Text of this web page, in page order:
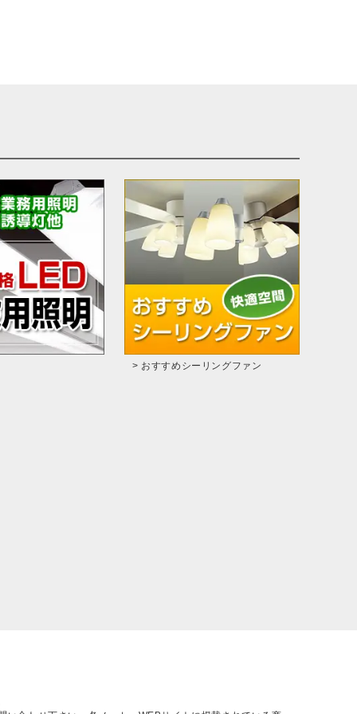
> おすすめシーリングファン